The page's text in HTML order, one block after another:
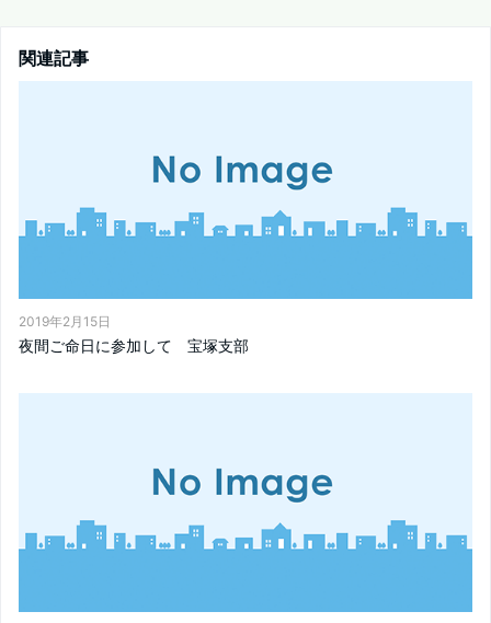
関連記事
2019年2月15日
夜間ご命日に参加して 宝塚支部